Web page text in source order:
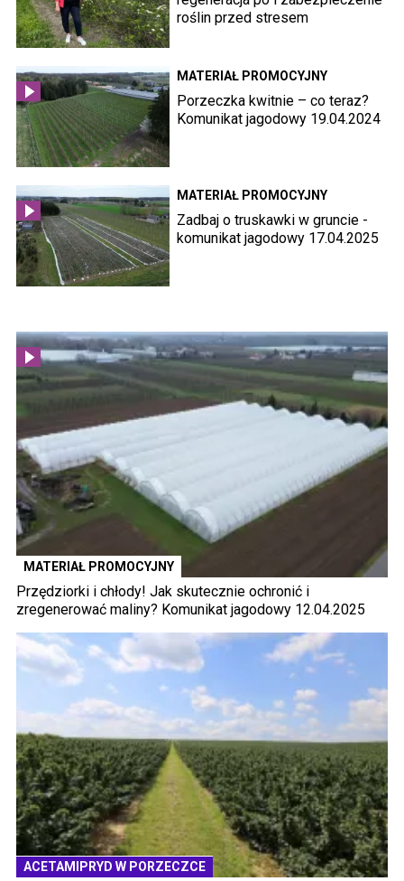
roślin przed stresem
MATERIAŁ PROMOCYJNY
Porzeczka kwitnie – co teraz?
Komunikat jagodowy 19.04.2024
MATERIAŁ PROMOCYJNY
Zadbaj o truskawki w gruncie -
komunikat jagodowy 17.04.2025
MATERIAŁ PROMOCYJNY
Przędziorki i chłody! Jak skutecznie ochronić i
zregenerować maliny? Komunikat jagodowy 12.04.2025
ACETAMIPRYD W PORZECZCE